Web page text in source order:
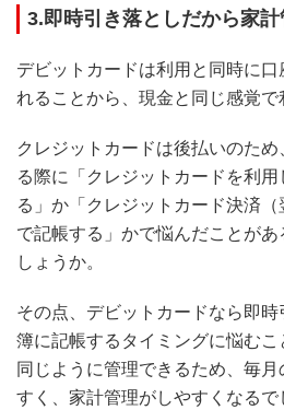
3.即時引き落としだから家
デビットカードは利用と同時に
れることから、現金と同じ感覚で
クレジットカードは後払いのた
る際に「クレジットカードを利
る」か「クレジットカード決済
で記帳する」かで悩んだことが
しょうか。
その点、デビットカードなら即
簿に記帳するタイミングに悩む
同じように管理できるため、毎
すく、家計管理がしやすくなるで